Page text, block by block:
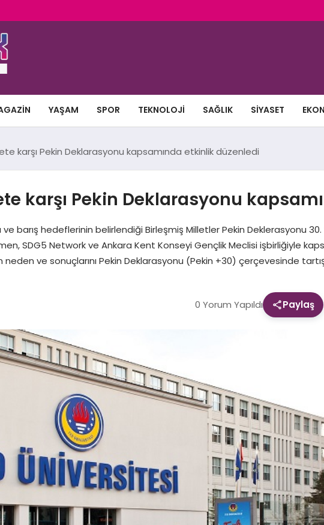
YAŞAM SPOR TEKNOLOJI SAĞLIK SIYASET
karşı Pekin Deklarasyonu kapsamında etkinlik düzenledi
karşı Pekin Deklarasyonu
barış hedeflerinin belirlendiği Birleşmiş Milletler Pekin Deklerasyonu 30.
SDG5 Network ve Ankara Kent Konseyi Gençlik Meclisi işbirliğiyle
ve sonuçlarını Pekin Deklarasyonu (Pekin +30) çerçevesinde
0 Yorum Yapıldı Paylaş